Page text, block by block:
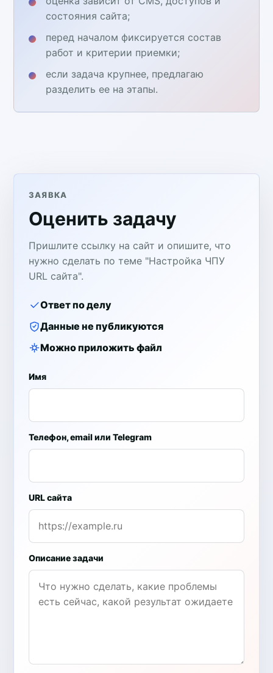
состояния сайта;
перед началом фиксируется состав
работ и критерии приемки;
если задача крупнее, предлагаю
разделить ее на этапы.
ЗАЯВКА
Оценить задачу
Пришлите ссылку на сайт и опишите, что
нужно сделать по теме "Настройка ЧПУ
URL сайта".
Ответ по делу
Данные не публикуются
Можно приложить файл
Имя
Телефон, email или Telegram
URL сайта
Описание задачи